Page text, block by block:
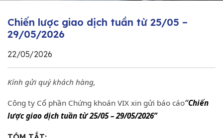
Chiến lược giao dịch tuần từ 25/05 –
29/05/2026
22/05/2026
Kính gửi quý khách hàng,
Công ty Cổ phần Chứng khoán VIX xin gửi báo cáo“Chiến
lược giao dịch tuần từ 25/05 – 29/05/2026”